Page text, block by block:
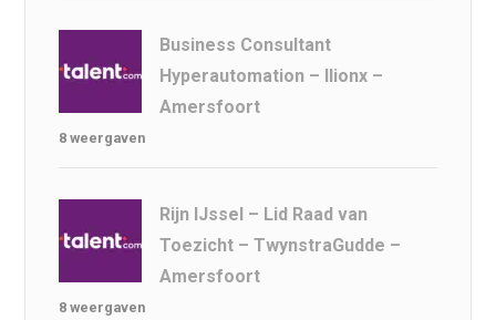
Business Consultant
Hyperautomation – Ilionx –
Amersfoort
8 weergaven
Rijn IJssel – Lid Raad van
Toezicht – TwynstraGudde –
Amersfoort
8 weergaven